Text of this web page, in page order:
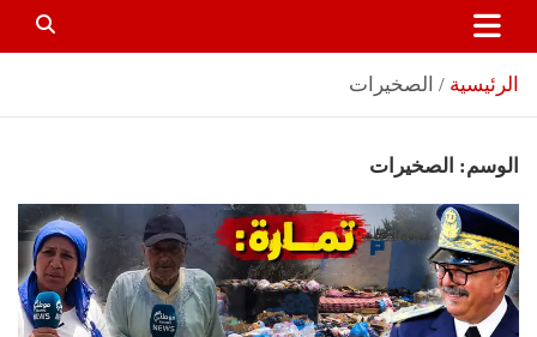
الرئيسية الصخيرات
الوسم: الصخيرات